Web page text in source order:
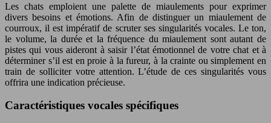
Les chats emploient une palette de miaulements pour exprimer
divers besoins et émotions. Afin de distinguer un miaulement de
courroux, il est impératif de scruter ses singularités vocales. Le ton,
le volume, la durée et la fréquence du miaulement sont autant de
pistes qui vous aideront à saisir l’état émotionnel de votre chat et à
déterminer s’il est en proie à la fureur, à la crainte ou simplement en
train de solliciter votre attention. L’étude de ces singularités vous
offrira une indication précieuse.
Caractéristiques vocales spécifiques